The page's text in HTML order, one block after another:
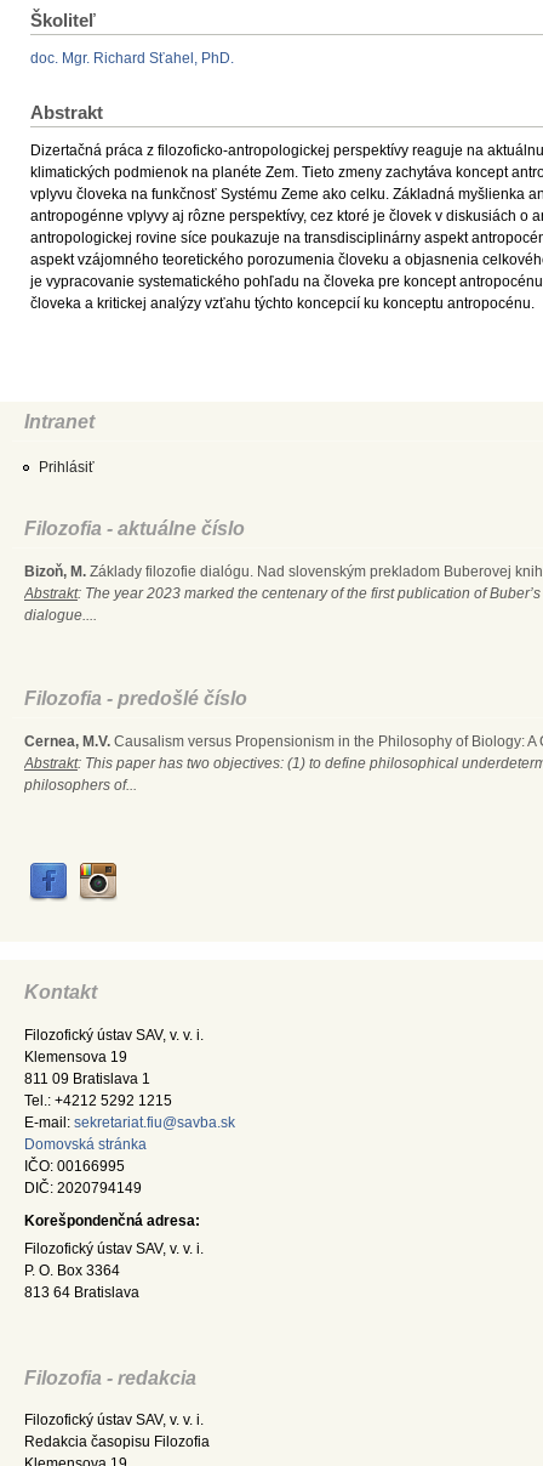
Školiteľ
doc. Mgr. Richard Sťahel, PhD.
Abstrakt
Dizertačná práca z filozoficko-antropologickej perspektívy reaguje na
klimatických podmienok na planéte Zem. Tieto zmeny zachytáva koncept
vplyvu človeka na funkčnosť Systému Zeme ako celku. Základná myšlienka
antropogénne vplyvy aj rôzne perspektívy, cez ktoré je človek v diskusiách o
antropologickej rovine síce poukazuje na transdisciplinárny aspekt
aspekt vzájomného teoretického porozumenia človeku a objasnenia
je vypracovanie systematického pohľadu na človeka pre koncept
človeka a kritickej analýzy vzťahu týchto koncepcií ku konceptu antropocénu.
Intranet
Prihlásiť
Filozofia - aktuálne číslo
Bizoň, M. Základy filozofie dialógu. Nad slovenským prekladom Buberovej
Abstrakt: The year 2023 marked the centenary of the first publication of
dialogue....
Filozofia - predošlé číslo
Cernea, M.V. Causalism versus Propensionism in the Philosophy of Biology:
Abstrakt: This paper has two objectives: (1) to define philosophical
philosophers of...
Kontakt
Filozofický ústav SAV, v. v. i.
Klemensova 19
811 09 Bratislava 1
Tel.: +4212 5292 1215
E-mail: sekretariat.fiu@savba.sk
Domovská stránka
IČO: 00166995
DIČ: 2020794149
Korešpondenčná adresa:
Filozofický ústav SAV, v. v. i.
P. O. Box 3364
813 64 Bratislava
Filozofia - redakcia
Filozofický ústav SAV, v. v. i.
Redakcia časopisu Filozofia